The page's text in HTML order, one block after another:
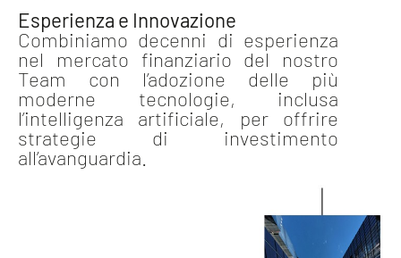
Esperienza e Innovazione
Combiniamo decenni di esperienza
nel mercato finanziario del nostro
Team con l’adozione delle più
moderne tecnologie, inclusa
l’intelligenza artificiale, per offrire
strategie di investimento
all’avanguardia.